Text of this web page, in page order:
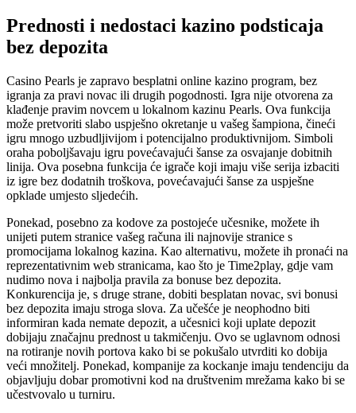
Prednosti i nedostaci kazino podsticaja
bez depozita
Casino Pearls je zapravo besplatni online kazino program, bez
igranja za pravi novac ili drugih pogodnosti. Igra nije otvorena za
klađenje pravim novcem u lokalnom kazinu Pearls. Ova funkcija
može pretvoriti slabo uspješno okretanje u vašeg šampiona, čineći
igru ​​mnogo uzbudljivijom i potencijalno produktivnijom. Simboli
oraha poboljšavaju igru ​​povećavajući šanse za osvajanje dobitnih
linija. Ova posebna funkcija će igrače koji imaju više serija izbaciti
iz igre bez dodatnih troškova, povećavajući šanse za uspješne
opklade umjesto sljedećih.
Ponekad, posebno za kodove za postojeće učesnike, možete ih
unijeti putem stranice vašeg računa ili najnovije stranice s
promocijama lokalnog kazina. Kao alternativu, možete ih pronaći na
reprezentativnim web stranicama, kao što je Time2play, gdje vam
nudimo nova i najbolja pravila za bonuse bez depozita.
Konkurencija je, s druge strane, dobiti besplatan novac, svi bonusi
bez depozita imaju stroga slova. Za učešće je neophodno biti
informiran kada nemate depozit, a učesnici koji uplate depozit
dobijaju značajnu prednost u takmičenju. Ovo se uglavnom odnosi
na rotiranje novih portova kako bi se pokušalo utvrditi ko dobija
veći množitelj. Ponekad, kompanije za kockanje imaju tendenciju da
objavljuju dobar promotivni kod na društvenim mrežama kako bi se
učestvovalo u turniru.